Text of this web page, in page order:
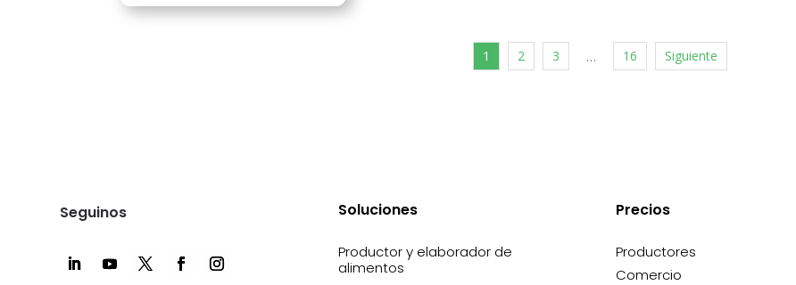
1 2 3 … 16 Siguiente
Seguinos Soluciones
Productor y elaborador de
alimentos
Precios
Productores
Comercio